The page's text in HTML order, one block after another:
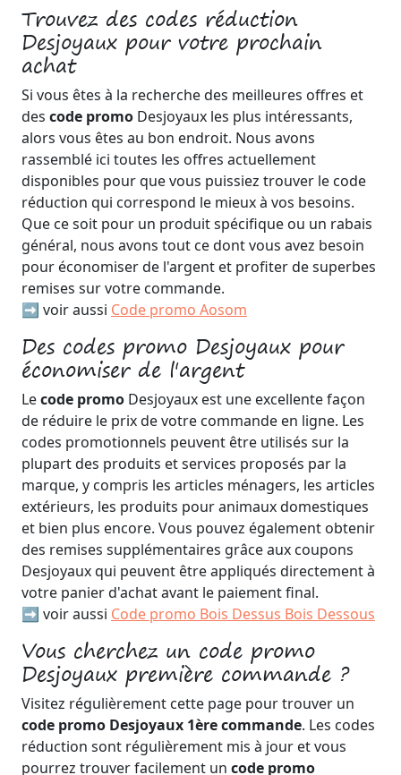
Trouvez des codes réduction
Desjoyaux pour votre prochain
achat
Si vous êtes à la recherche des meilleures offres et
des code promo Desjoyaux les plus intéressants,
alors vous êtes au bon endroit. Nous avons
rassemblé ici toutes les offres actuellement
disponibles pour que vous puissiez trouver le code
réduction qui correspond le mieux à vos besoins.
Que ce soit pour un produit spécifique ou un rabais
général, nous avons tout ce dont vous avez besoin
pour économiser de l'argent et profiter de superbes
remises sur votre commande.
➡️ voir aussi Code promo Aosom
Des codes promo Desjoyaux pour
économiser de l'argent
Lecode promo Desjoyaux est une excellente façon
de réduire le prix de votre commande en ligne. Les
codes promotionnels peuvent être utilisés sur la
plupart des produits et services proposés par la
marque, y compris les articles ménagers, les articles
extérieurs, les produits pour animaux domestiques
et bien plus encore. Vous pouvez également obtenir
des remises supplémentaires grâce aux coupons
Desjoyaux qui peuvent être appliqués directement à
votre panier d'achat avant le paiement final.
➡️ voir aussi Code promo Bois Dessus Bois Dessous
Vous cherchez un code promo
Desjoyaux première commande ?
Visitez régulièrement cette page pour trouver un
code promo Desjoyaux 1ère commande. Les codes
réduction sont régulièrement mis à jour et vous
pourrez trouver facilement un code promo